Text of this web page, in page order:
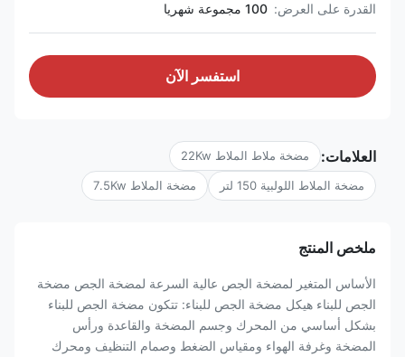
القدرة على العرض:
100 مجموعة شهريا
استفسر الآن
العلامات: مضخة ملاط ​​الملاط 22Kw
مضخة الملاط اللولبية 150 لتر مضخة الملاط 7.5Kw
ملخص المنتج
الأساس المتغير لمضخة الجص عالية السرعة لمضخة الجص مضخة
الجص للبناء هيكل مضخة الجص للبناء: تتكون مضخة الجص للبناء
بشكل أساسي من المحرك وجسم المضخة والقاعدة ورأس
المضخة وغرفة الهواء ومقياس الضغط وصمام التنظيف ومحرك